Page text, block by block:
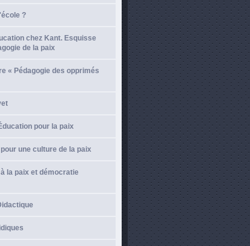
?
chez Kant. Esquisse
de la paix
« Pédagogie des opprimés
pour la paix
une culture de la paix
la paix et démocratie